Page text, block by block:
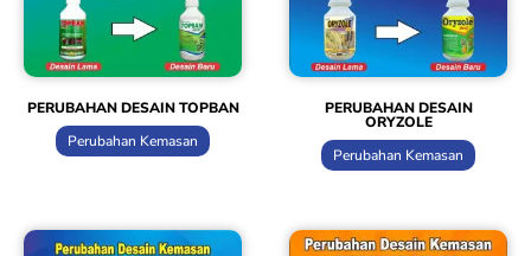
PERUBAHAN DESAIN TOPBAN
Perubahan Kemasan
PERUBAHAN DESAIN
ORYZOLE
Perubahan Kemasan